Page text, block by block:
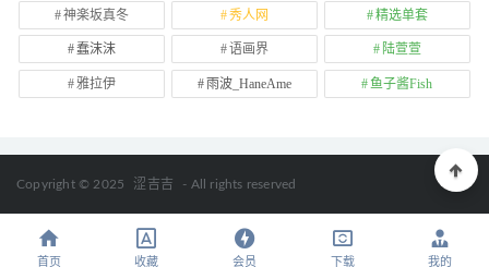
神楽坂真冬 秀人网 精选单套
蠢沫沫 语画界 陆萱萱
雅拉伊 雨波_HaneAme 鱼子酱Fish
Copyright © 2025 涩吉吉 - All rights reserved
首页 收藏 会员 下载 我的